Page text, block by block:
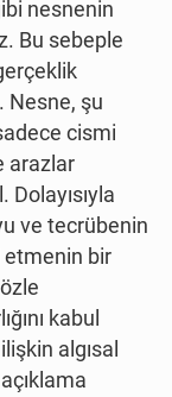
nesnenin
Bu sebeple
Nesne, şu
cismi
arazlar
ve tecrübenin
etmenin bir
kabul
algısal